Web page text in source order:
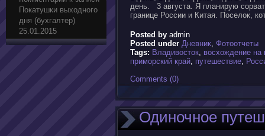
Покатушки выходного
дня (бухгалтер)
25.01.2015
день. 3 августа. Я планирую
границе России и Китая. Поселок,
Posted by admin
Posted under Дневник, Фотоотчеты
Tags: Владивосток, восхождение на
приморский край, путешествие,
Comments (0)
Одиночное